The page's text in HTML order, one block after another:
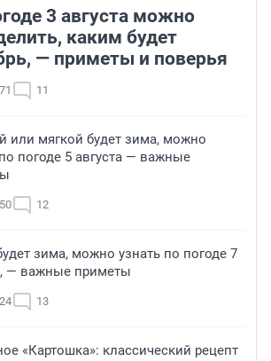
3 августа можно
каким будет
— приметы и поверья
11
или мягкой будет зима, можно
погоде 5 августа — важные
12
зима, можно узнать по погоде 7
— важные приметы
13
«Картошка»: классический рецепт